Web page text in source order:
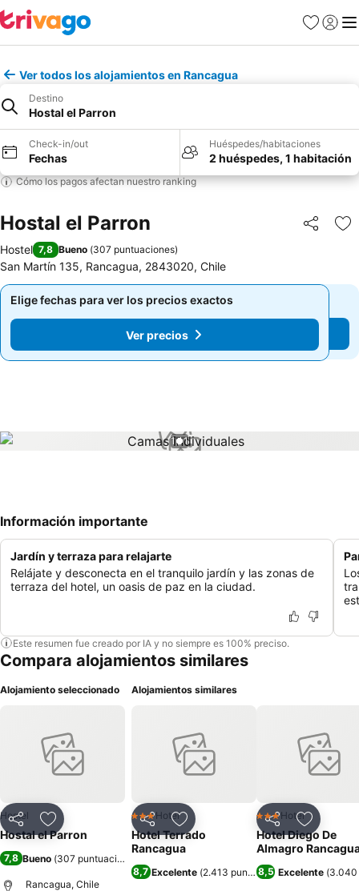
Favoritos
Iniciar
Ver todos los alojamientos en Rancagua
Destino
Hostal el Parron
Check-in/out
Fechas
Huéspedes/habitaciones
2 huéspedes, 1 habitación
Cómo los pagos afectan nuestro ranking
Hostal el Parron Compartir
Hostel 7,8 Bueno (307 puntuaciones)
San Martín 135, Rancagua, 2843020, Chile
Elige fechas para ver los precios exactos
Ver precios
Elige fechas para ver los precios exactos
Ver precios
1 / 1
Información importante
Jardín y terraza para relajarte
Relájate y desconecta en el tranquilo jardín y las zonas de
terraza del hotel, un oasis de paz en la ciudad.
Este resumen fue creado por IA y no siempre es 100% preciso.
Compara alojamientos similares
Alojamiento seleccionado
CompartirAgregar a favoritos
Hostel
Hostal el Parron
7,8 Bueno (307 puntuaciones
Rancagua, Chile
Alojamientos similares
CompartirAgregar a favoritos
3 Estrellas
Hotel
Hotel Terrado
Rancagua
8,7 Excelente (2.413 puntuaciones)
CompartirAgregar
3 Estrellas
Hotel
Hotel Diego De
Almagro
8,5 Excelente (3.040